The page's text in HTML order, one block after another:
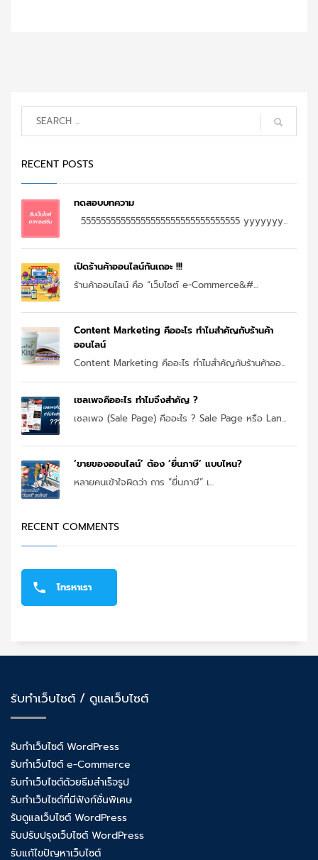
RECENT POSTS
ทดสอบบทความ
55555555555555555555555555555555 yyyyyyy...
เปิดร้านค้าออนไลน์กันเถอะ !!!
ร้านค้าออนไลน์ คือ “เว็บไซต์ e-Commerce&#...
Content Marketing คืออะไร ทำไมสำคัญกับร้านค้า
ออนไลน์
Content Marketing คืออะไร ทำไมสำคัญกับร้านค้าออ...
เซลเพจคืออะไร ทำไมจึงสำคัญ ?
เซลเพจ (Sale Page) คืออะไร ? Sale Page หรือ Lan...
‘ขายของออนไลน์’ ต้อง ‘ยื่นภาษี’ แบบไหน?
หลายคนเข้าใจผิดว่า การ “ยื่นภาษี” เ...
RECENT COMMENTS
โทรหาเรา
รับทำเว็บไซต์ / ดูแลเว็บไซต์
รับทำเว็บไซต์ WordPress
รับทำเว็บไซต์ e-Commerce
รับทำเว็บไซต์ด้วยธีมสำเร็จรูป
รับทำเว็บไซต์ที่มีฟังก์ชั่นพิเศษ
รับดูแลเว็บไซต์ WordPress
รับปรับปรุงเว็บไซต์ WordPress
รับแก้ไขปัญหาเว็บไซต์